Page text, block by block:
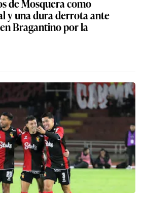
de Mosquera como
y una dura derrota ante
Bragantino por la